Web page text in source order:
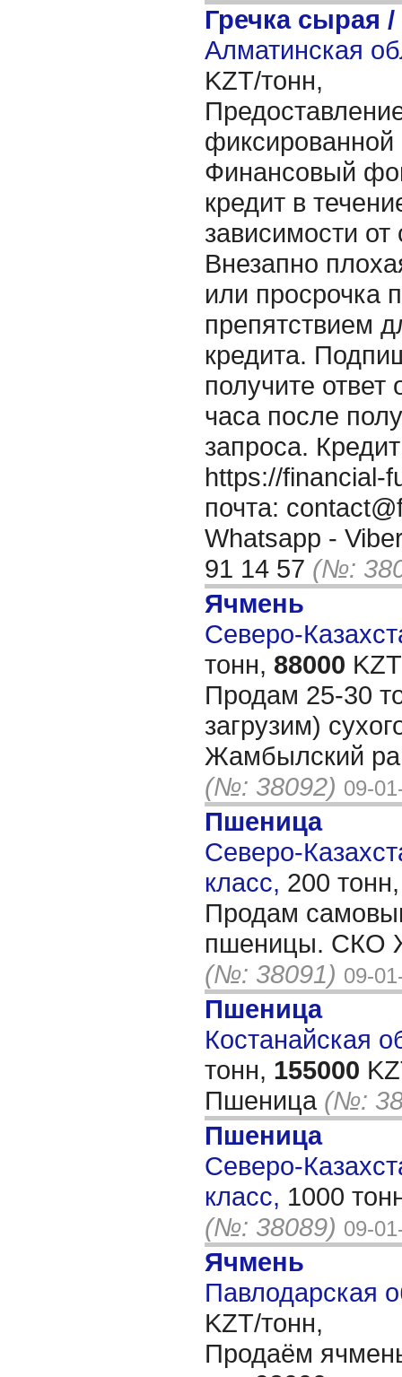
Гречка сырая /
Алматинская
KZT/тонн,
фиксированной
Финансовый
кредит в
зависимости
Внезапно
или просрочка
препятствием
кредита.
получите ответ
часа после
запроса.
https://financial-
почта:
Whatsapp -
91 14 57 (№:
Ячмень
Северо-
тонн, 88000
Продам 25-30
загрузим)
Жамбылский
(№: 38092) 09-
Пшеница
Северо-
класс, 200
Продам
пшеницы. СКО
(№: 38091) 09-
Пшеница
Костанайская
тонн, 155000
Пшеница (№:
Пшеница
Северо-
класс, 1000
(№: 38089) 09-
Ячмень
Павлодарская
KZT/тонн,
Продаём